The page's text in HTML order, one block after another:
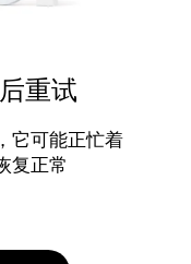
重试
它可能正忙着
复正常